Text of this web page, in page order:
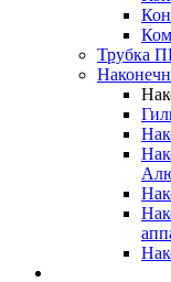
Трубка